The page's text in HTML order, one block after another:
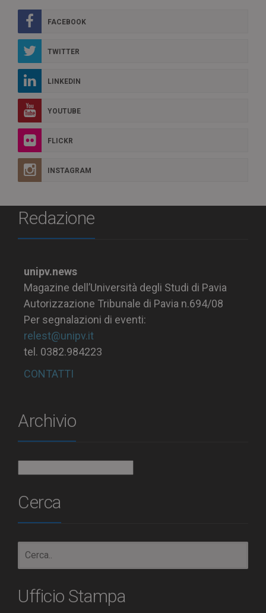
FACEBOOK
TWITTER
LINKEDIN
YOUTUBE
FLICKR
INSTAGRAM
Redazione
unipv.news
Magazine dell’Università degli Studi di Pavia
Autorizzazione Tribunale di Pavia n.694/08
Per segnalazioni di eventi:
relest@unipv.it
tel. 0382.984223
CONTATTI
Archivio
Cerca
Ufficio Stampa